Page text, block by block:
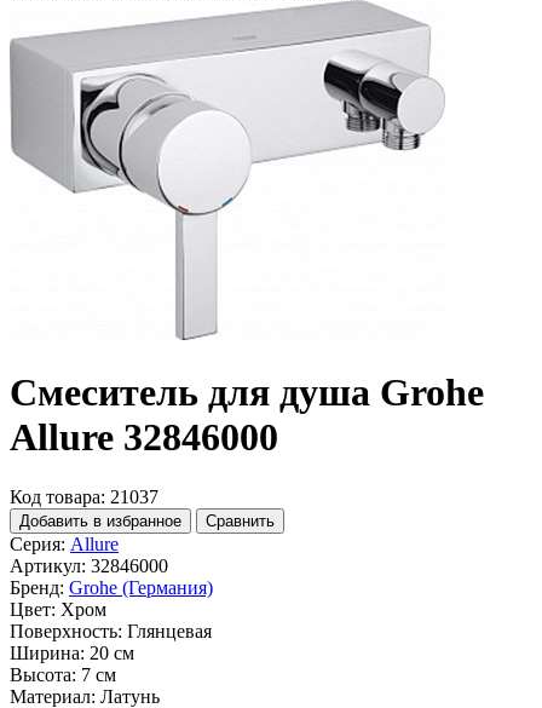
Смеситель для душа Grohe
Allure 32846000
Код товара: 21037
Добавить в избранное Сравнить
Серия: Allure
Артикул: 32846000
Бренд: Grohe (Германия)
Цвет: Хром
Поверхность: Глянцевая
Ширина: 20 см
Высота: 7 см
Материал: Латунь